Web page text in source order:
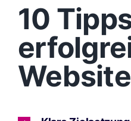
10
Website